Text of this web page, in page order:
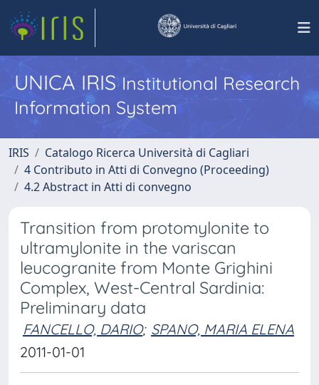
UNICA IRISInstitutional Research
Information System
IRIS
Catalogo Ricerca Università di Cagliari
4 Contributo in Atti di Convegno (Proceeding)
4.2 Abstract in Atti di convegno
Transition from protomylonite to
ultramylonite in the variscan
leucogranite from Monte Grighini
Complex, West-Central Sardinia:
Preliminary data
FANCELLO, DARIO; SPANO, MARIA ELENA
2011-01-01